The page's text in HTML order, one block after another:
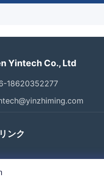
Yintech Co., Ltd
18620352277
ンク